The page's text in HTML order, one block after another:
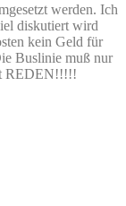
werden. Ich
diskutiert wird
kein Geld für
Buslinie muß nur
REDEN!!!!!